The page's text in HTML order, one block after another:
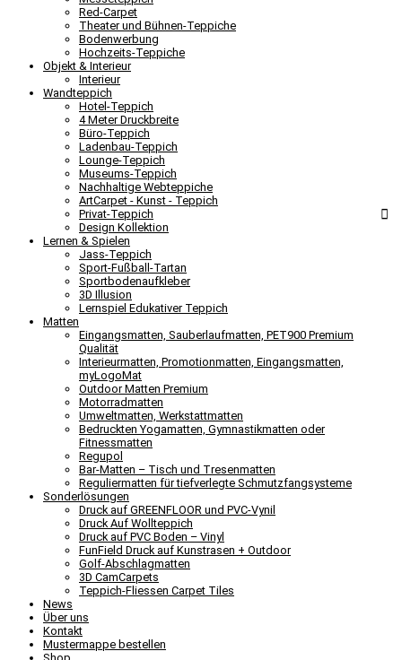
Red-Carpet
Theater und Bühnen-Teppiche
Bodenwerbung
Hochzeits-Teppiche
Objekt & Interieur
Interieur
Wandteppich
Hotel-Teppich
4 Meter Druckbreite
Büro-Teppich
Ladenbau-Teppich
Lounge-Teppich
Museums-Teppich
Nachhaltige Webteppiche
ArtCarpet - Kunst - Teppich
Privat-Teppich
Design Kollektion
Lernen & Spielen
Jass-Teppich
Sport-Fußball-Tartan
Sportbodenaufkleber
3D Illusion
Lernspiel Edukativer Teppich
Matten
Eingangsmatten, Sauberlaufmatten, PET900 Premium
Qualität
Interieurmatten, Promotionmatten, Eingangsmatten,
myLogoMat
Outdoor Matten Premium
Motorradmatten
Umweltmatten, Werkstattmatten
Bedruckten Yogamatten, Gymnastikmatten oder
Fitnessmatten
Regupol
Bar-Matten – Tisch und Tresenmatten
Reguliermatten für tiefverlegte Schmutzfangsysteme
Sonderlösungen
Druck auf GREENFLOOR und PVC-Vynil
Druck Auf Wollteppich
Druck auf PVC Boden – Vinyl
FunField Druck auf Kunstrasen + Outdoor
Golf-Abschlagmatten
3D CamCarpets
Teppich-Fliessen Carpet Tiles
News
Über uns
Kontakt
Mustermappe bestellen